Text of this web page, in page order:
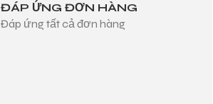
ĐÁP ỨNG ĐƠN HÀNG
Đáp ứng tất cả đơn hàng